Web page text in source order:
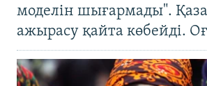
моделін шығармады".
ажырасу қайта көбейді.